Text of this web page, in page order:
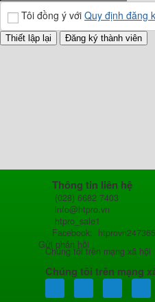
Thông tin liên hệ
(028) 6682 7403
info@htpro.vn
htpro_sale1
Facebook: htprovn247365
Gửi phản hồi
Chúng tôi trên mạng xã hội
Chúng tôi trên mạng
Tôi đồng ý với Quy định đăng